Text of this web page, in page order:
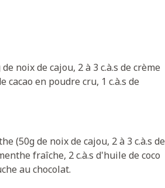
noix de cajou, 2 à 3 c.à.s de crème
cacao en poudre cru, 1 c.à.s de
(50g de noix de cajou, 2 à 3 c.à.s de
fraîche, 2 c.à.s d'huile de coco
au chocolat.